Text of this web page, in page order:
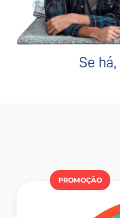
Se há,
PROMOÇÂO